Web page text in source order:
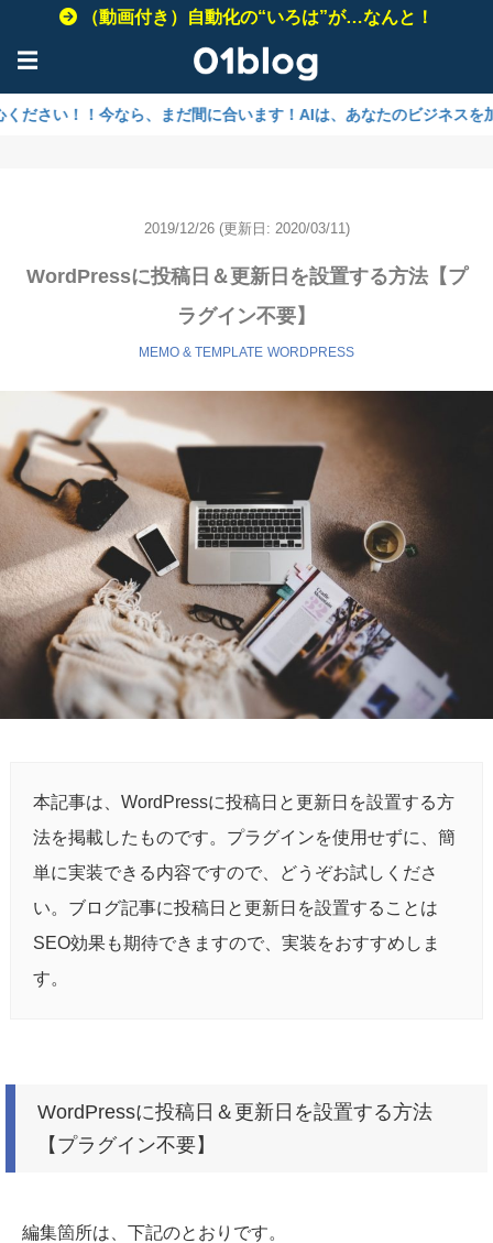
（動画付き）自動化の“いろは”が…なんと！
☰
ら、まだ間に合います！AIは、あなたのビジネスを加速させるた
2019/12/26 (更新日: 2020/03/11)
WordPressに投稿日＆更新日を設置する方法【プ
ラグイン不要】
MEMO & TEMPLATE WORDPRESS
本記事は、WordPressに投稿日と更新日を設置する方
法を掲載したものです。プラグインを使用せずに、簡
単に実装できる内容ですので、どうぞお試しくださ
い。ブログ記事に投稿日と更新日を設置することは
SEO効果も期待できますので、実装をおすすめしま
す。
WordPressに投稿日＆更新日を設置する方法
【プラグイン不要】
編集箇所は、下記のとおりです。